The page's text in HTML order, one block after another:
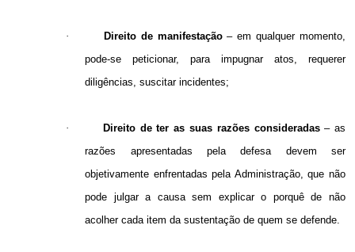
· Direito de manifestação– em qualquer momento,
pode-se peticionar, para impugnar atos, requerer
diligências, suscitar incidentes;
· Direito de ter as suas razões consideradas– as
razões apresentadas pela defesa devem ser
objetivamente enfrentadas pela Administração, que não
pode julgar a causa sem explicar o porquê de não
acolher cada item da sustentação de quem se defende.